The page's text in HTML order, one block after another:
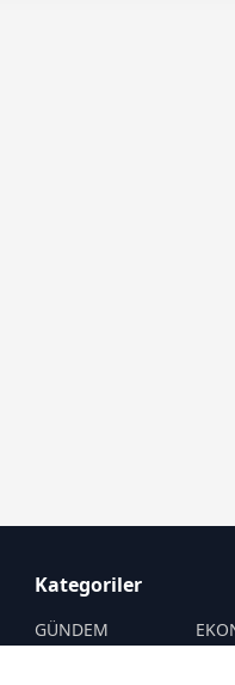
Kategoriler
GÜNDEM